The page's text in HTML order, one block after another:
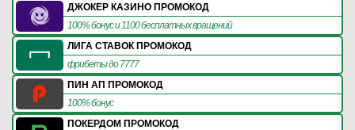
ДЖОКЕР КАЗИНО ПРОМОКОД
100% бонус и 1100 бесплатных вращений
ЛИГА СТАВОК ПРОМОКОД
фрибеты до 7777
ПИН АП ПРОМОКОД
100% бонус
ПОКЕРДОМ ПРОМОКОД